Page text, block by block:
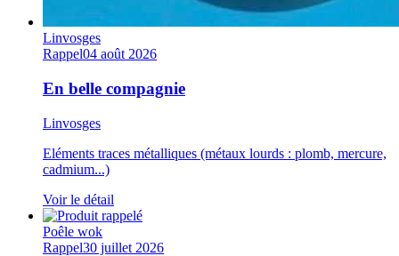
Linvosges
Rappel04 août 2026
En belle compagnie
Linvosges
Eléments traces métalliques (métaux lourds : plomb, mercure,
cadmium...)
Voir le détail
Poêle wok
Rappel30 juillet 2026